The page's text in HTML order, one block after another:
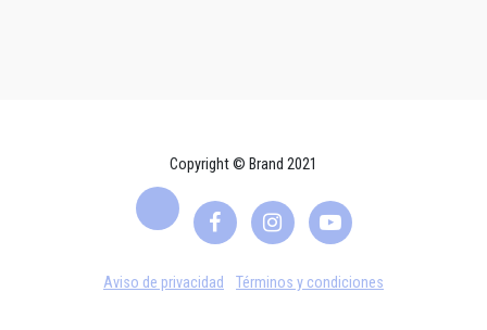
Copyright © Brand 2021
Aviso de privacidad Términos y condiciones